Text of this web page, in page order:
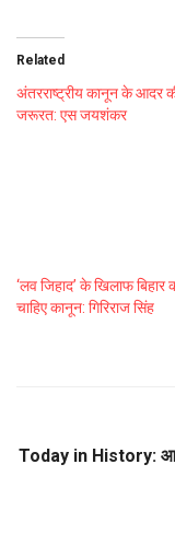
Related
अंतरराष्ट्रीय कानून के आदर
जरूरत: एस जयशंकर
‘लव जिहाद’ के खिलाफ बिहार
चाहिए कानून: गिरिराज सिंह
Today in History: आज